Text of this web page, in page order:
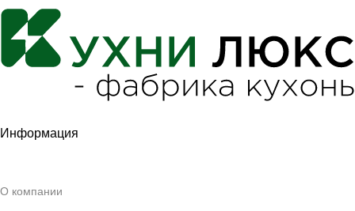
Информация
О компании